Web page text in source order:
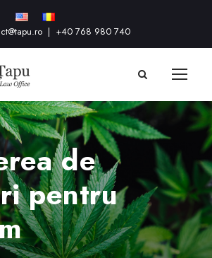
| +40 768 980 740
de
pentru